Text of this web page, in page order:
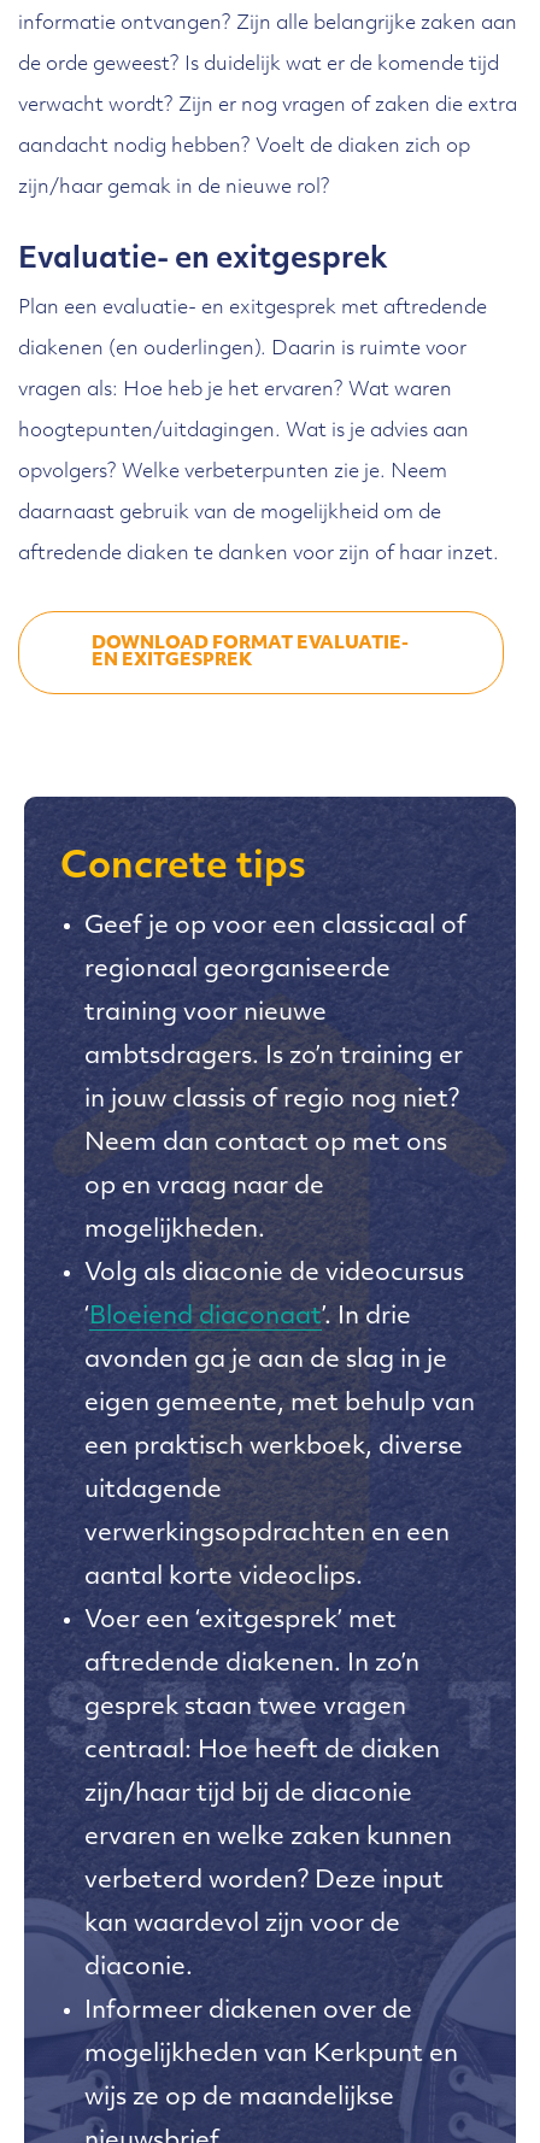
informatie ontvangen? Zijn alle belangrijke zaken aan
de orde geweest? Is duidelijk wat er de komende tijd
verwacht wordt? Zijn er nog vragen of zaken die extra
aandacht nodig hebben? Voelt de diaken zich op
zijn/haar gemak in de nieuwe rol?
Evaluatie- en exitgesprek
Plan een evaluatie- en exitgesprek met aftredende
diakenen (en ouderlingen). Daarin is ruimte voor
vragen als: Hoe heb je het ervaren? Wat waren
hoogtepunten/uitdagingen. Wat is je advies aan
opvolgers? Welke verbeterpunten zie je. Neem
daarnaast gebruik van de mogelijkheid om de
aftredende diaken te danken voor zijn of haar inzet.
DOWNLOAD FORMAT EVALUATIE-
EN EXITGESPREK
Concrete tips
Geef je op voor een classicaal of
regionaal georganiseerde
training voor nieuwe
ambtsdragers. Is zo’n training er
in jouw classis of regio nog niet?
Neem dan contact op met ons
op en vraag naar de
mogelijkheden.
Volg als diaconie de videocursus
‘Bloeiend diaconaat’. In drie
avonden ga je aan de slag in je
eigen gemeente, met behulp van
een praktisch werkboek, diverse
uitdagende
verwerkingsopdrachten en een
aantal korte videoclips.
Voer een ‘exitgesprek’ met
aftredende diakenen. In zo’n
gesprek staan twee vragen
centraal: Hoe heeft de diaken
zijn/haar tijd bij de diaconie
ervaren en welke zaken kunnen
verbeterd worden? Deze input
kan waardevol zijn voor de
diaconie.
Informeer diakenen over de
mogelijkheden van Kerkpunt en
wijs ze op de maandelijkse